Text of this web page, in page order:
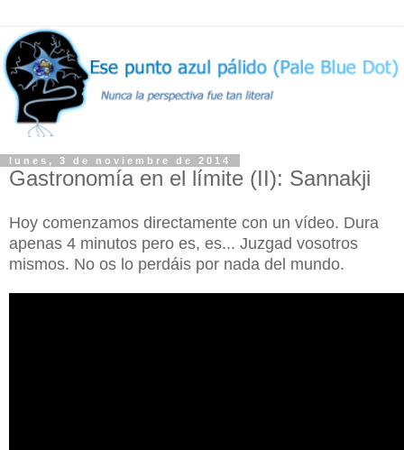
lunes, 3 de noviembre de 2014
Gastronomía en el límite (II): Sannakji
Hoy comenzamos directamente con un vídeo. Dura
apenas 4 minutos pero es, es... Juzgad vosotros
mismos. No os lo perdáis por nada del mundo.